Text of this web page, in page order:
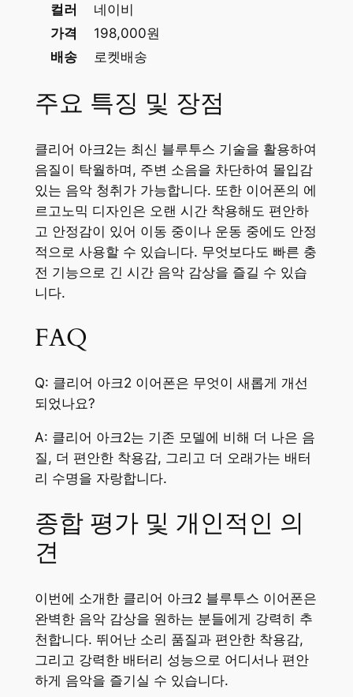
컬러
네이비
가격
198,000원
배송
로켓배송
주요 특징 및 장점
클리어 아크2는 최신 블루투스 기술을 활용하여
음질이 탁월하며, 주변 소음을 차단하여 몰입감
있는 음악 청취가 가능합니다. 또한 이어폰의 에
르고노믹 디자인은 오랜 시간 착용해도 편안하
고 안정감이 있어 이동 중이나 운동 중에도 안정
적으로 사용할 수 있습니다. 무엇보다도 빠른 충
전 기능으로 긴 시간 음악 감상을 즐길 수 있습
니다.
FAQ
Q: 클리어 아크2 이어폰은 무엇이 새롭게 개선
되었나요?
A: 클리어 아크2는 기존 모델에 비해 더 나은 음
질, 더 편안한 착용감, 그리고 더 오래가는 배터
리 수명을 자랑합니다.
종합 평가 및 개인적인 의
견
이번에 소개한 클리어 아크2 블루투스 이어폰은
완벽한 음악 감상을 원하는 분들에게 강력히 추
천합니다. 뛰어난 소리 품질과 편안한 착용감,
그리고 강력한 배터리 성능으로 어디서나 편안
하게 음악을 즐기실 수 있습니다.